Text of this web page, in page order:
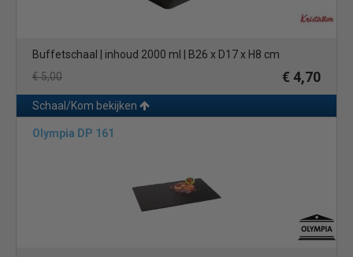
Emaille serveerschalen: Breng een vleugje nostalgie naar uw
feel, zijn deze schalen een leuke en unieke manier om uw
Verkrijgbaar in diverse maten en kleuren, kunt u de juiste schalen
kiezen die passen bij de stijl en het thema van uw
eetgelegenheid. Van kleine schalen voor individuele porties tot
Ontdek onze hele collectie in onze webshop en vind de perfecte
serveerschalen om uw culinaire creaties te laten schitteren. Met
Buffetschaal | inhoud 2000 ml | B26 x D17 x H8 cm
€ 5,00
€ 4,70
Schaal/Kom bekijken
Olympia DP 161